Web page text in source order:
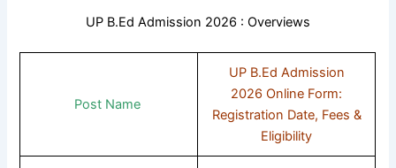
UP B.Ed Admission 2026 : Overviews
Post Name
UP B.Ed Admission
2026 Online Form:
Registration Date, Fees &
Eligibility